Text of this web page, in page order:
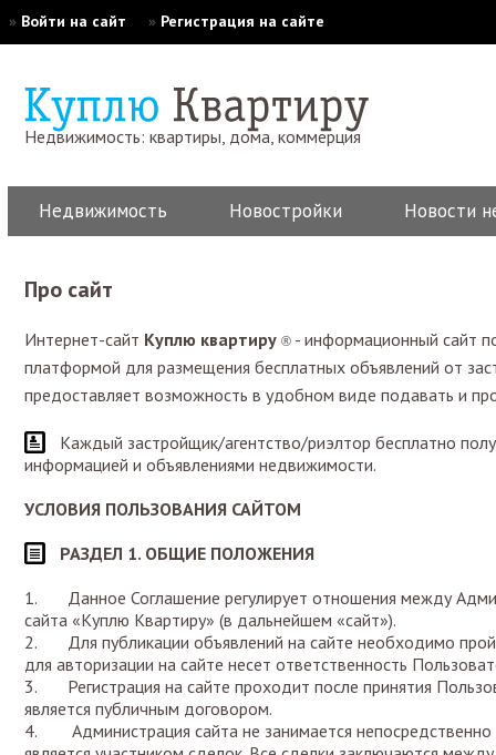
» Войти на сайт » Регистрация на сайте
Недвижимость: квартиры, дома, коммерция
Недвижимость Новостройки Новости
Про сайт
Интернет-сайт Куплю квартиру ® - информационный сайт
платформой для размещения бесплатных объявлений от
предоставляет возможность в удобном виде подавать и
Каждый застройщик/агентство/риэлтор бесплатно
информацией и объявлениями недвижимости.
УСЛОВИЯ ПОЛЬЗОВАНИЯ САЙТОМ
РАЗДЕЛ 1. ОБЩИЕ ПОЛОЖЕНИЯ
1. Данное Соглашение регулирует отношения между
сайта «Куплю Квартиру» (в дальнейшем «сайт»).
2. Для публикации объявлений на сайте необходимо
для авторизации на сайте несет ответственность
3. Регистрация на сайте проходит после принятия
является публичным договором.
4. Администрация сайта не занимается